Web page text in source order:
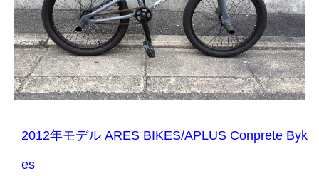
2012年モデル ARES BIKES/APLUS Conprete Byk
es